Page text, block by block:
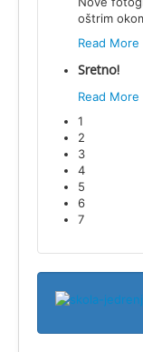
oštrim
Read More
Sretno!
Read More
1
2
3
4
5
6
7